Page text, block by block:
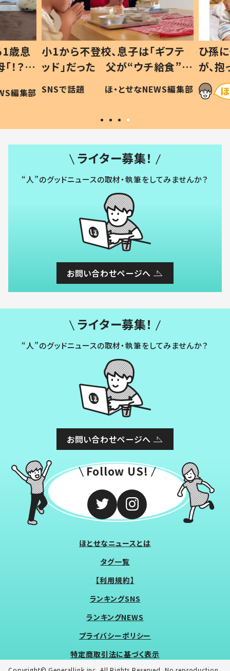
歳息
？」
編集部
小1から不登校、息子は「ギフテ
ッド」だった 父が“ウチ給食”を
作り続ける理由とは #令和の親
#令和の子
SNSで話題 ほ・とせなNEWS編集部
ひ孫
が、
「涙
い」
ライター募集！
“人”のグッドニュースの取材・執筆をしてみませんか？
お問い合わせページへ
ライター募集！
“人”のグッドニュースの取材・執筆をしてみませんか？
お問い合わせページへ
Follow US!
ほとせなニュースとは
タグ一覧
【利用規約】
ランキングSNS
ランキングNEWS
プライバシーポリシー
特定商取引法に基づく表示